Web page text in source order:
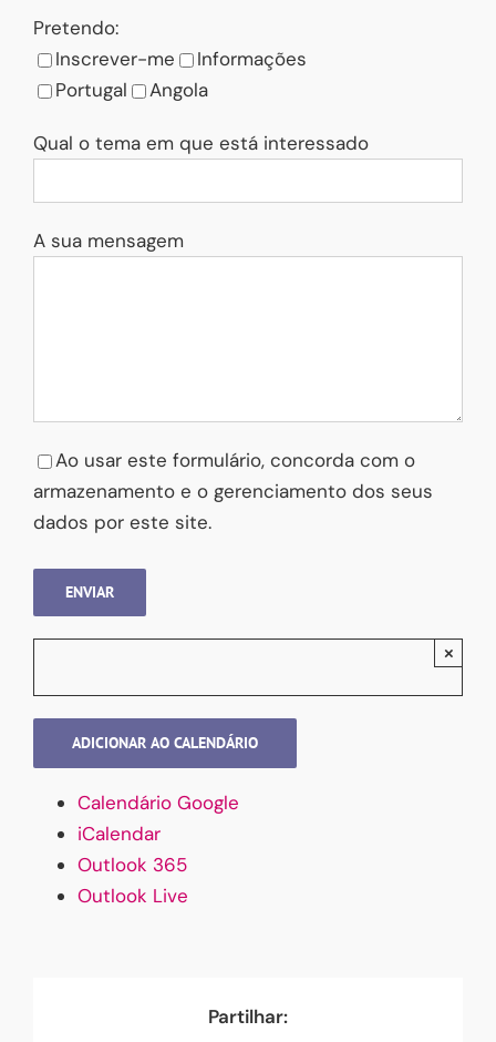
Pretendo:
Inscrever-me
Informações
Portugal
Angola
Qual o tema em que está interessado
A sua mensagem
Ao usar este formulário, concorda com o
armazenamento e o gerenciamento dos seus
dados por este site.
×
ADICIONAR AO CALENDÁRIO
Calendário Google
iCalendar
Outlook 365
Outlook Live
Partilhar: